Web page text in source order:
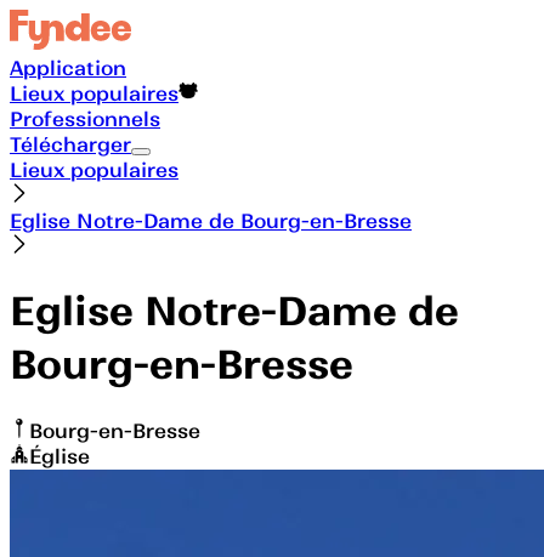
Application
Lieux populaires
Professionnels
Télécharger
Lieux populaires
Eglise Notre-Dame de Bourg-en-Bresse
Eglise Notre-Dame de
Bourg-en-Bresse
Bourg-en-Bresse
Église